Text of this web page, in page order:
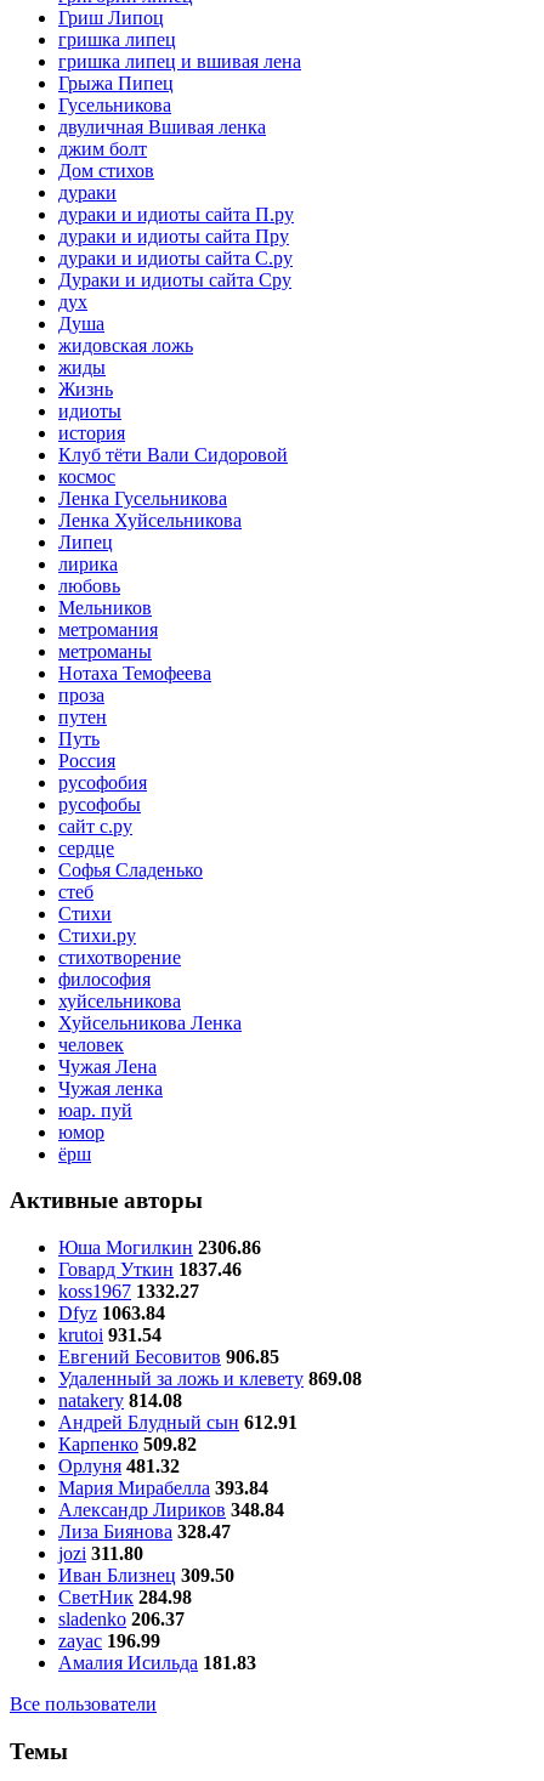
Гриш Липоц
гришка липец
гришка липец и вшивая лена
Грыжа Пипец
Гусельникова
двуличная Вшивая ленка
джим болт
Дом стихов
дураки
дураки и идиоты сайта П.ру
дураки и идиоты сайта Пру
дураки и идиоты сайта С.ру
Дураки и идиоты сайта Сру
дух
Душа
жидовская ложь
жиды
Жизнь
идиоты
история
Клуб тёти Вали Сидоровой
космос
Ленка Гусельникова
Ленка Хуйсельникова
Липец
лирика
любовь
Мельников
метромания
метроманы
Нотаха Темофеева
проза
путен
Путь
Россия
русофобия
русофобы
сайт с.ру
сердце
Софья Сладенько
стеб
Стихи
Стихи.ру
стихотворение
философия
хуйсельникова
Хуйсельникова Ленка
человек
Чужая Лена
Чужая ленка
юар. пуй
юмор
ёрш
Активные авторы
Юша Могилкин 2306.86
Говард Уткин 1837.46
koss1967 1332.27
Dfyz 1063.84
krutoi 931.54
Евгений Бесовитов 906.85
Удаленный за ложь и клевету 869.08
natakery 814.08
Андрей Блудный сын 612.91
Карпенко 509.82
Орлуня 481.32
Мария Мирабелла 393.84
Александр Лириков 348.84
Лиза Биянова 328.47
jozi 311.80
Иван Близнец 309.50
СветНик 284.98
sladenko 206.37
zayac 196.99
Амалия Исильда 181.83
Все пользователи
Темы